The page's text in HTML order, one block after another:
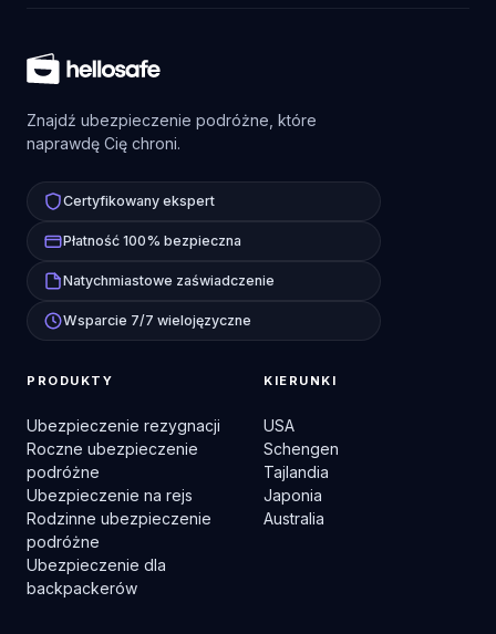
Znajdź ubezpieczenie podróżne, które
naprawdę Cię chroni.
Certyfikowany ekspert
Płatność 100% bezpieczna
Natychmiastowe zaświadczenie
Wsparcie 7/7 wielojęzyczne
PRODUKTY
Ubezpieczenie rezygnacji
Roczne ubezpieczenie
podróżne
Ubezpieczenie na rejs
Rodzinne ubezpieczenie
podróżne
Ubezpieczenie dla
backpackerów
KIERUNKI
USA
Schengen
Tajlandia
Japonia
Australia